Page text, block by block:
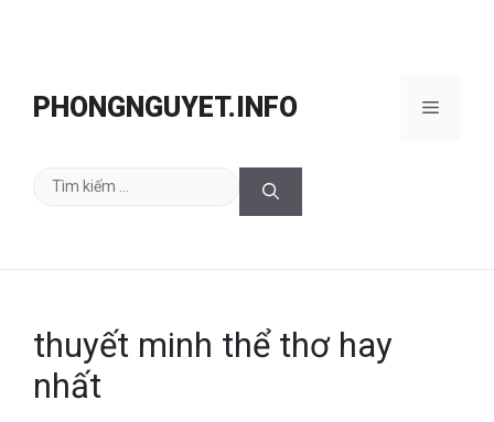
PHONGNGUYET.INFO Menu
Tìm
thuyết minh thể thơ hay
nhất